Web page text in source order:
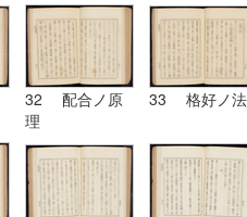
32 配合ノ原
理
33 格好ノ法